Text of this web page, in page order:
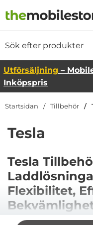
Utförsäljning –
Inköpspris
Startsidan Tillbehör
Tesla
Tesla
Flexibilitet,
Som Tesla-ägare